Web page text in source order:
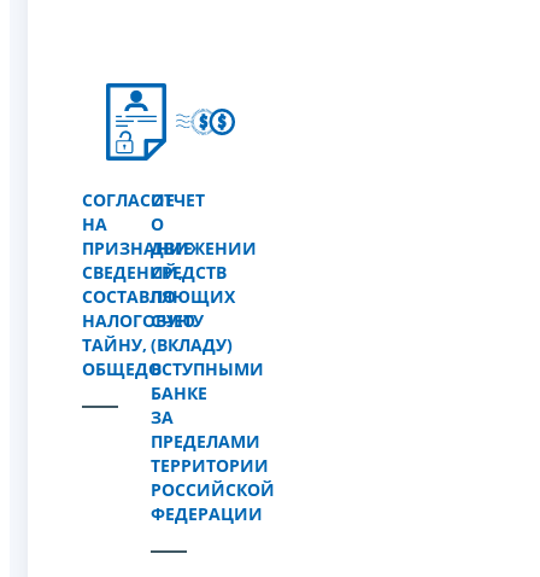
СОГЛАСИЕ
НА
ПРИЗНАНИЕ
СВЕДЕНИЙ,
СОСТАВЛЯЮЩИХ
НАЛОГОВУЮ
ТАЙНУ,
ОБЩЕДОСТУПНЫМИ
ОТЧЕТ
О
ДВИЖЕНИИ
СРЕДСТВ
ПО
СЧЕТУ
(ВКЛАДУ)
В
БАНКЕ
ЗА
ПРЕДЕЛАМИ
ТЕРРИТОРИИ
РОССИЙСКОЙ
ФЕДЕРАЦИИ